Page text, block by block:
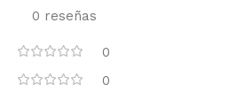
0 reseñas
0
0